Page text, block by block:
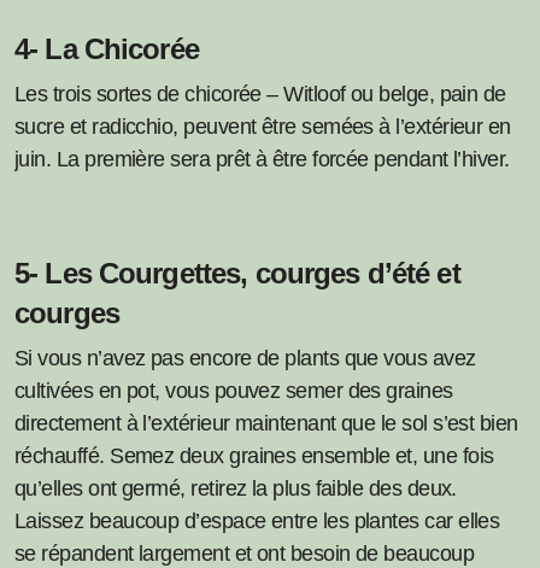
4- La Chicorée
Les trois sortes de chicorée – Witloof ou belge, pain de
sucre et radicchio, peuvent être semées à l’extérieur en
juin. La première sera prêt à être forcée pendant l’hiver.
5- Les Courgettes, courges d’été et
courges
Si vous n’avez pas encore de plants que vous avez
cultivées en pot, vous pouvez semer des graines
directement à l’extérieur maintenant que le sol s’est bien
réchauffé. Semez deux graines ensemble et, une fois
qu’elles ont germé, retirez la plus faible des deux.
Laissez beaucoup d’espace entre les plantes car elles
se répandent largement et ont besoin de beaucoup